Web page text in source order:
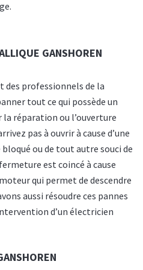
GANSHOREN
des professionnels de la
tout ce qui possède un
la réparation ou l’ouverture
pas à ouvrir à cause d’une
ou de tout autre souci de
est coincé à cause
qui permet de descendre
aussi résoudre ces pannes
d’un électricien